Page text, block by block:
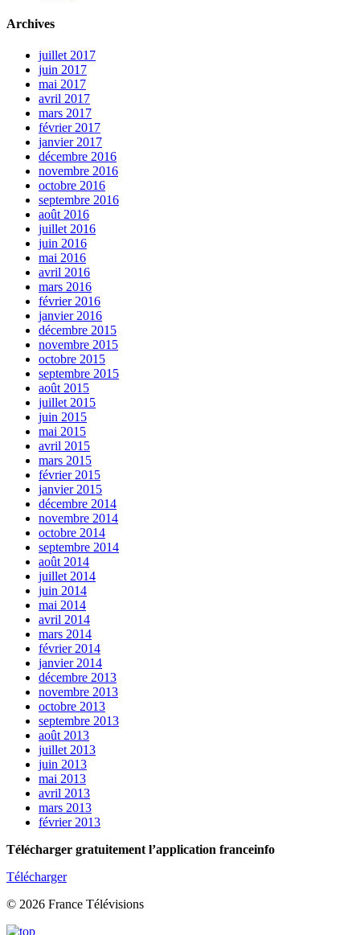
Archives
juillet 2017
juin 2017
mai 2017
avril 2017
mars 2017
février 2017
janvier 2017
décembre 2016
novembre 2016
octobre 2016
septembre 2016
août 2016
juillet 2016
juin 2016
mai 2016
avril 2016
mars 2016
février 2016
janvier 2016
décembre 2015
novembre 2015
octobre 2015
septembre 2015
août 2015
juillet 2015
juin 2015
mai 2015
avril 2015
mars 2015
février 2015
janvier 2015
décembre 2014
novembre 2014
octobre 2014
septembre 2014
août 2014
juillet 2014
juin 2014
mai 2014
avril 2014
mars 2014
février 2014
janvier 2014
décembre 2013
novembre 2013
octobre 2013
septembre 2013
août 2013
juillet 2013
juin 2013
mai 2013
avril 2013
mars 2013
février 2013
Télécharger gratuitement l’application franceinfo
Télécharger
© 2026 France Télévisions